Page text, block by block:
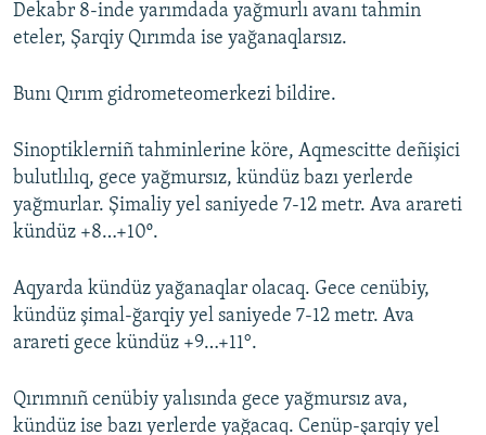
QOŞULIÑIZ!
Dekabr 8-inde yarımdada yağmurlı avanı tahmin
eteler, Şarqiy Qırımda ise yağanaqlarsız.
Bunı Qırım gidrometeomerkezi bildire.
Sinoptiklerniñ tahminlerine köre, Aqmescitte deñişici
bulutlılıq, gece yağmursız, kündüz bazı yerlerde
yağmurlar. Şimaliy yel saniyede 7-12 metr. Ava arareti
kündüz +8…+10º.
Aqyarda kündüz yağanaqlar olacaq. Gece cenübiy,
kündüz şimal-ğarqiy yel saniyede 7-12 metr. Ava
arareti gece kündüz +9…+11°.
Qırımnıñ cenübiy yalısında gece yağmursız ava,
kündüz ise bazı yerlerde yağacaq. Cenüp-şarqiy yel